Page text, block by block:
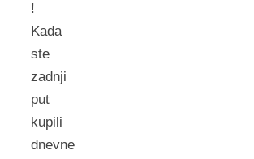
!
Kada
ste
zadnji
put
kupili
dnevne